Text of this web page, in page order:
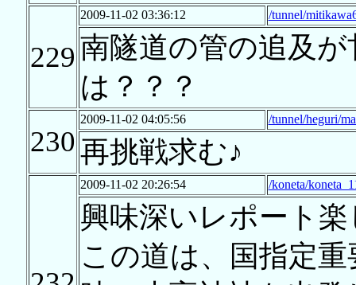
229
2009-11-02 03:36:12 /tunnel/
南隧道の管の追及
は？？？
230
2009-11-02 04:05:56 /tunnel/heguri/
再挑戦求む♪
2009-11-02 20:26:54 /koneta/
興味深いレポート
この道は、国指定